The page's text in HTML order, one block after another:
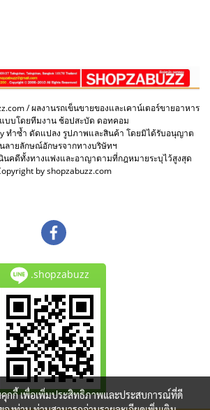
/ ผลงานรถเข็นขายของและเคาน์เตอร์ขายอาหาร
บบโดยทีมงาน ช้อปสะบัด ดอทคอม
ทำซ้ำ ดัดแปลง รูปภาพและสินค้า โดยมิได้รับอนุญาต
ลายลักษณ์อักษรจากทางบริษัทฯ
นคดีทั้งทางแพ่งและอาญาตามที่กฎหมายระบุไว้สูงสุด
by shopzabuzz.com
.shopzabuzz
คุกกี้ เพื่อเพิ่มประสิทธิภาพและประสบการณ์ที่ดี